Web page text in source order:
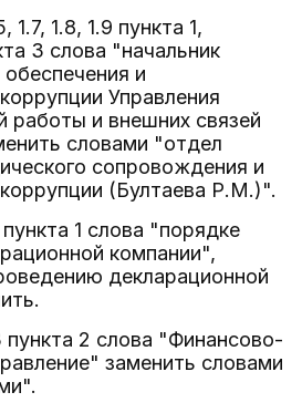
1.7, 1.8, 1.9 пункта 1,
3 слова "начальник
и
Управления
работы и внешних связей
словами "отдел
сопровождения и
(Бултаева Р.М.)".
1 слова "порядке
компании",
декларационной
пункта 2 слова "Финансово-
заменить словами